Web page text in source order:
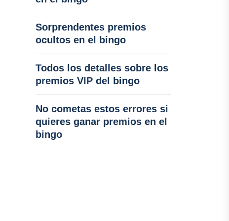
Sorprendentes premios
ocultos en el bingo
Todos los detalles sobre los
premios VIP del bingo
No cometas estos errores si
quieres ganar premios en el
bingo